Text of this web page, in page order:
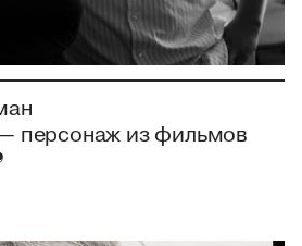
персонаж из фильмов